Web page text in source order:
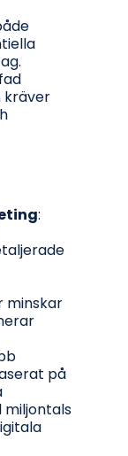
kräver
:
minskar
på
miljontals